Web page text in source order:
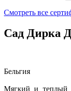
Смотреть все
Сад Дирка
Бельгия
Мягкий и теплый